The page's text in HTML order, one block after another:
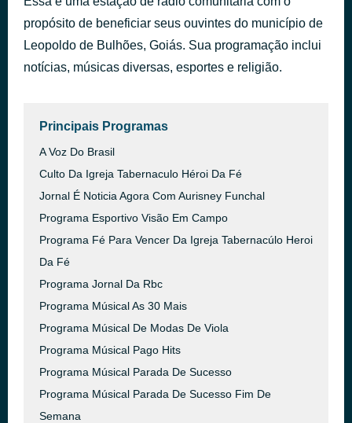
propósito de beneficiar seus ouvintes do município de
Leopoldo de Bulhões, Goiás. Sua programação inclui
notícias, músicas diversas, esportes e religião.
Principais Programas
A Voz Do Brasil
Culto Da Igreja Tabernaculo Héroi Da Fé
Jornal É Noticia Agora Com Aurisney Funchal
Programa Esportivo Visão Em Campo
Programa Fé Para Vencer Da Igreja Tabernacúlo Heroi
Da Fé
Programa Jornal Da Rbc
Programa Músical As 30 Mais
Programa Músical De Modas De Viola
Programa Músical Pago Hits
Programa Músical Parada De Sucesso
Programa Músical Parada De Sucesso Fim De
Semana